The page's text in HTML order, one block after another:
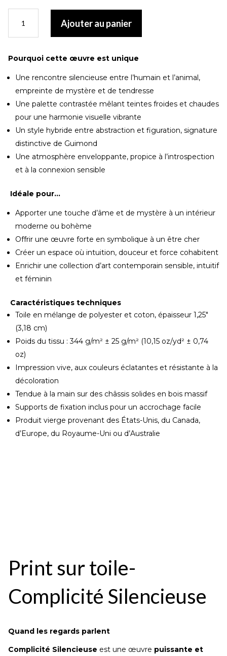
prix :
39,99$
à
84,99$
Print
toile-
Silencieuse
Ajouter au panier
Pourquoi cette œuvre est unique
Une rencontre silencieuse entre l’humain et l’animal,
empreinte de mystère et de tendresse
Une palette contrastée mêlant teintes froides et chaudes
pour une harmonie visuelle vibrante
Un style hybride entre abstraction et figuration, signature
distinctive de Guimond
Une atmosphère enveloppante, propice à l’introspection
et à la connexion sensible
Idéale pour…
Apporter une touche d’âme et de mystère à un intérieur
moderne ou bohème
Offrir une œuvre forte en symbolique à un être cher
Créer un espace où intuition, douceur et force cohabitent
Enrichir une collection d’art contemporain sensible, intuitif
et féminin
Caractéristiques techniques
Toile en mélange de polyester et coton, épaisseur 1,25″
(3,18 cm)
Poids du tissu : 344 g/m² ± 25 g/m² (10,15 oz/yd² ± 0,74
oz)
Impression vive, aux couleurs éclatantes et résistante à la
décoloration
Tendue à la main sur des châssis solides en bois massif
Supports de fixation inclus pour un accrochage facile
Produit vierge provenant des États-Unis, du Canada,
d’Europe, du Royaume-Uni ou d’Australie
Print sur toile-
Complicité Silencieuse
Quand les regards parlent
Complicité Silencieuse est une œuvre puissante et